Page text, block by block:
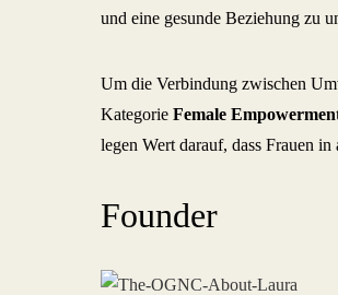
und eine gesunde Beziehung zu
Um die Verbindung zwischen
Kategorie Female
legen Wert darauf, dass Frauen
Founder